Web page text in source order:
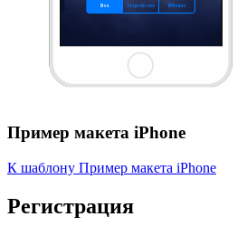
Пример макета iPhone
К шаблону Пример макета iPhone
Регистрация